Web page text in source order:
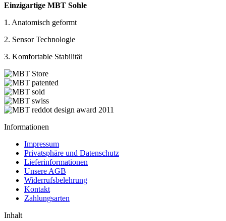
Einzigartige MBT Sohle
1. Anatomisch geformt
2. Sensor Technologie
3. Komfortable Stabilität
Informationen
Impressum
Privatsphäre und Datenschutz
Lieferinformationen
Unsere AGB
Widerrufsbelehrung
Kontakt
Zahlungsarten
Inhalt